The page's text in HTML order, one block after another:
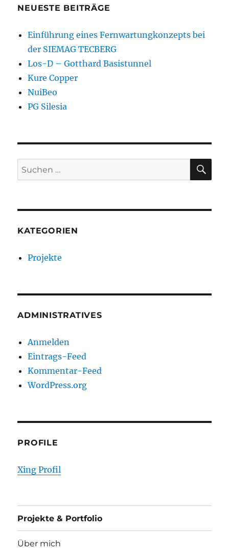
NEUESTE BEITRÄGE
Einführung eines Fernwartungkonzepts bei
der SIEMAG TECBERG
Los-D – Gotthard Basistunnel
Kure Copper
NuiBeo
PG Silesia
Suche
nach:
KATEGORIEN
Projekte
ADMINISTRATIVES
Anmelden
Eintrags-Feed
Kommentar-Feed
WordPress.org
PROFILE
Xing Profil
Projekte & Portfolio
Über mich